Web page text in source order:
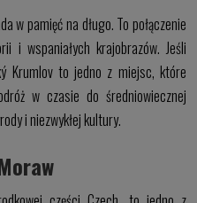
w pamięć na długo. To połączenie
i wspaniałych krajobrazów. Jeśli
Krumlov to jedno z miejsc, które
w czasie do średniowiecznej
i niezwykłej kultury.